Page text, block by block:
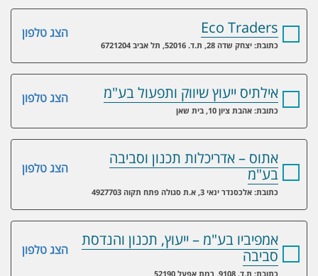
הצג טלפון Eco Traders
כתובת: יצחק שדה 28, ת.ד. 52016, תל אביב 6721204
הצג טלפון אילתיס ייעוץ שיווק ותפעול בע"מ
כתובת: אהבת ציון 10, בית שאן
הצג טלפון
אתוס – אדריכלות תכנון וסביבה
בע"מ
כתובת: אלכסנדר ינאי 3, א.ת סגולה פתח תקוה 4927703
הצג טלפון
אמפיביו בע"מ – ייעוץ, תכנון והנדסת
סביבה
כתובת: ת.ד. 9108, רמת אפעל 52190